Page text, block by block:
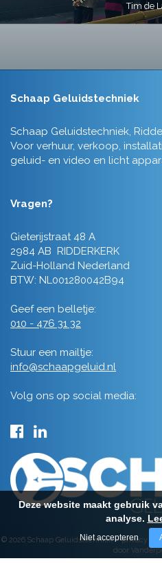
Tim de
Schaap Geluidstechniek
Schaap Geluidstechniek,
Voor verhuur, verkoop,
geluid- en video en licht
Vragen?
Gieterijstraat 48 A
2984 AB RIDDERKERK
Zuid-Holland Nederland
BTW: NL001280042B94
Geef een belletje:
010 - 476 31 32
Stuur een mailtje:
info@schaapgeluid.nl
Volg ons op social media:
© 2026 Schaap Geluidstechniek -privacy
door
Deze website maakt gebruik
analyse.
Niet accepteren